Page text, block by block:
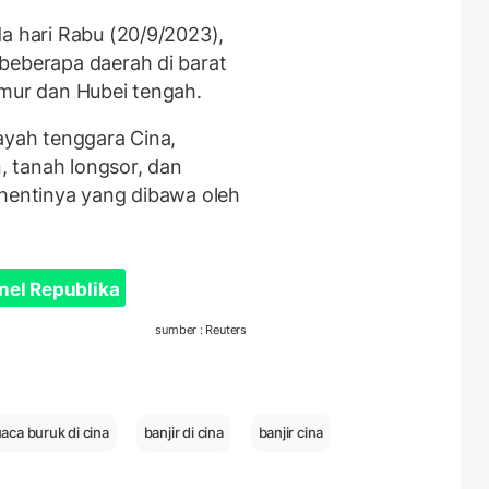
hari Rabu (20/9/2023),
daerah di barat
dan Hubei tengah.
tenggara Cina,
tanah longsor, dan
yang dibawa oleh
Republika
sumber : Reuters
buruk di cina banjir di cina banjir cina